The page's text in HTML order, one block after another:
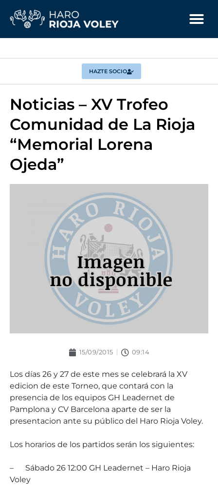
HAZTE SOCIO
Noticias – XV Trofeo
Comunidad de La Rioja
“Memorial Lorena
Ojeda”
15/09/2015 09:14
Los días 26 y 27 de este mes se celebrará la XV
edicion de este Torneo, que contará con la
presencia de los equipos GH Leadernet de
Pamplona y CV Barcelona aparte de ser la
presentacion ante su público del Haro Rioja Voley.
Los horarios de los partidos serán los siguientes:
–
Sábado 26 12:00 GH Leadernet – Haro Rioja
Voley